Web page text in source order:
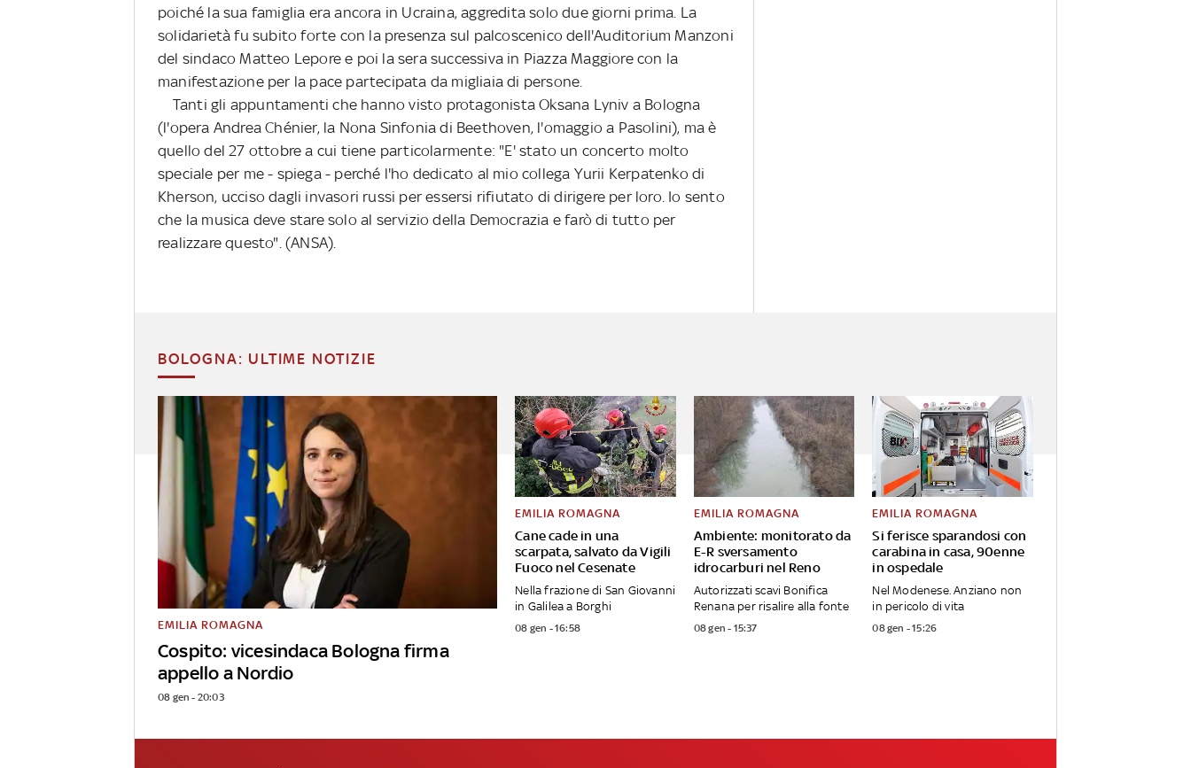
poiché la sua famiglia era ancora in Ucraina, aggredita solo due giorni prima. La
solidarietà fu subito forte con la presenza sul palcoscenico dell'Auditorium Manzoni
del sindaco Matteo Lepore e poi la sera successiva in Piazza Maggiore con la
manifestazione per la pace partecipata da migliaia di persone.
Tanti gli appuntamenti che hanno visto protagonista Oksana Lyniv a Bologna
(l'opera Andrea Chénier, la Nona Sinfonia di Beethoven, l'omaggio a Pasolini), ma è
quello del 27 ottobre a cui tiene particolarmente: "E' stato un concerto molto
speciale per me - spiega - perché l'ho dedicato al mio collega Yurii Kerpatenko di
Kherson, ucciso dagli invasori russi per essersi rifiutato di dirigere per loro. Io sento
che la musica deve stare solo al servizio della Democrazia e farò di tutto per
realizzare questo". (ANSA).
BOLOGNA: ULTIME NOTIZIE
Cospito: vicesindaca Bologna firma
appello a Nordio
EMILIA ROMAGNA
08 gen - 20:03
Cane cade in una
scarpata, salvato da Vigili
Fuoco nel Cesenate
EMILIA ROMAGNA
Nella frazione di San Giovanni
in Galilea a Borghi
08 gen - 16:58
Ambiente: monitorato da
E-R sversamento
idrocarburi nel Reno
EMILIA ROMAGNA
Autorizzati scavi Bonifica
Renana per risalire alla fonte
08 gen - 15:37
Si ferisce sparandosi con
carabina in casa, 90enne
in ospedale
EMILIA ROMAGNA
Nel Modenese. Anziano non
in pericolo di vita
08 gen - 15:26